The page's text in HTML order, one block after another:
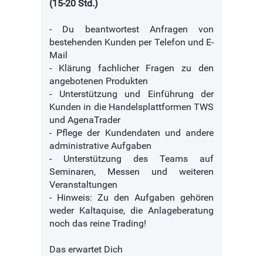
(15-20 Std.)
- Du beantwortest Anfragen von
bestehenden Kunden per Telefon und E-
Mail
- Klärung fachlicher Fragen zu den
angebotenen Produkten
- Unterstützung und Einführung der
Kunden in die Handelsplattformen TWS
und AgenaTrader
- Pflege der Kundendaten und andere
administrative Aufgaben
- Unterstützung des Teams auf
Seminaren, Messen und weiteren
Veranstaltungen
- Hinweis: Zu den Aufgaben gehören
weder Kaltaquise, die Anlageberatung
noch das reine Trading!
Das erwartet Dich